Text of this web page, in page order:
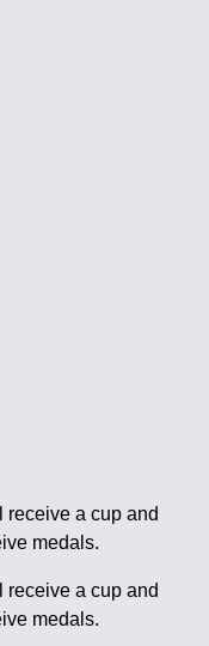
receive a cup and
medals.
receive a cup and
medals.